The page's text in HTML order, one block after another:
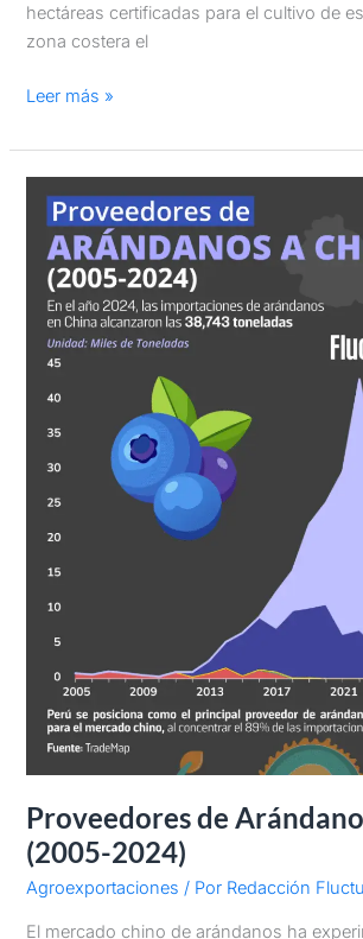
hectáreas certificadas para el cultivo de
zona costera el
Leer más »
Proveedores de
(2005-2024)
Agroexportaciones / Por Redacción
El mercado chino de arándanos ha
Proveedores
Arándanos
China
(2005-
2024)